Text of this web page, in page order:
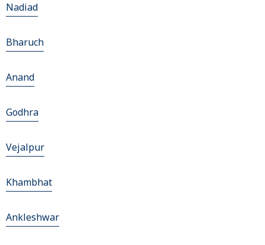
Nadiad
Bharuch
Anand
Godhra
Vejalpur
Khambhat
Ankleshwar